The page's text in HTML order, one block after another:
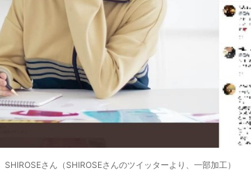
SHIROSEさん（SHIROSEさんのツイッターより、一部加工）